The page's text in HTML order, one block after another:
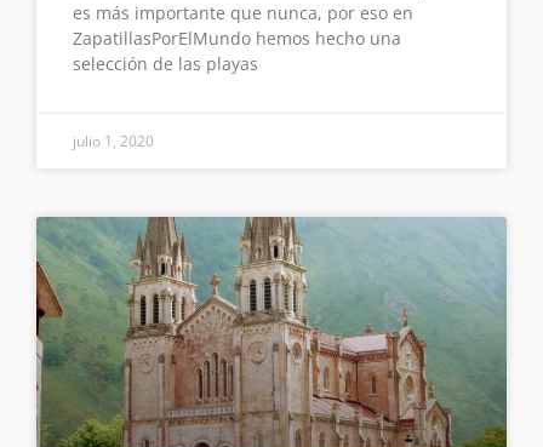
es más importante que nunca, por eso en
ZapatillasPorElMundo hemos hecho una
selección de las playas
julio 1, 2020